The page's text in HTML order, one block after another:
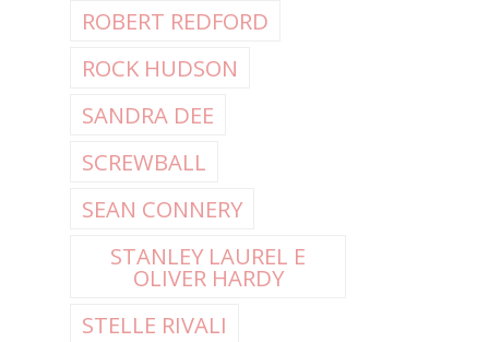
ROBERT REDFORD
ROCK HUDSON
SANDRA DEE
SCREWBALL
SEAN CONNERY
STANLEY LAUREL E
OLIVER HARDY
STELLE RIVALI